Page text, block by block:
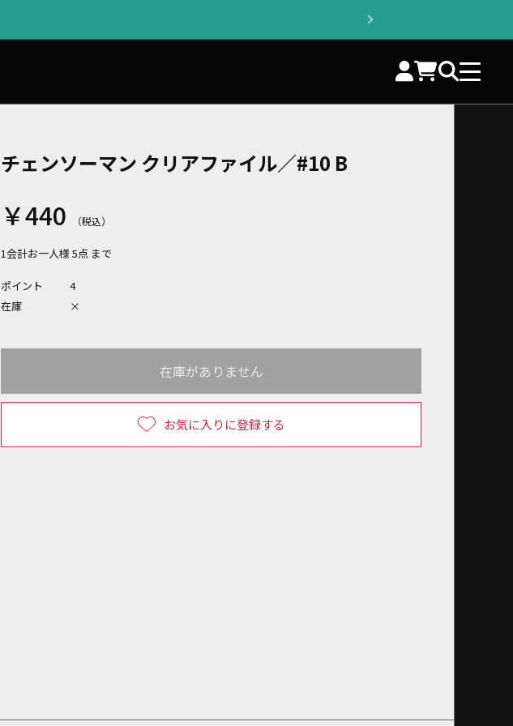
チェンソーマン クリアファイル／#10 B
￥440
1会計お一人様 5点 まで
ポイント
4
在庫
×
お気に入りに登録する
在庫がありません